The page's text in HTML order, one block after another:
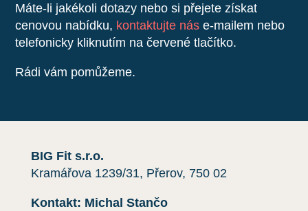
Máte-li jakékoli dotazy nebo si přejete získat
cenovou nabídku, kontaktujte nás e-mailem nebo
telefonicky kliknutím na červené tlačítko.
Rádi vám pomůžeme.
BIG Fit s.r.o.
Kramářova 1239/31, Přerov, 750 02
Kontakt: Michal Stančo